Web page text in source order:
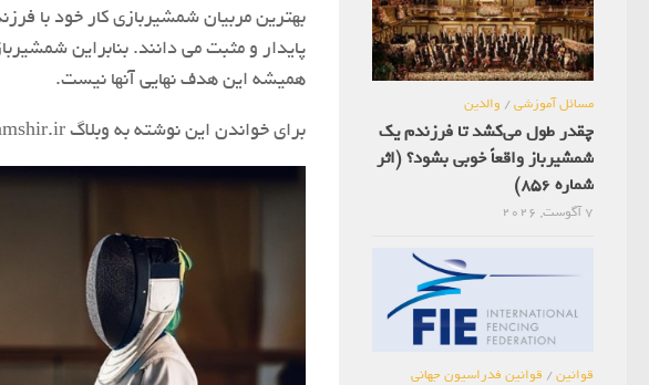
بهترین مربیان شمشیربازی کار خود با
پایدار و مثبت می دانند. بنابراین
همیشه این هدف نهایی آنها نیست.
برای خواندن این نوشته به وبلاگ https://doniayeshamshir.ir/ مراجعه کنید.
مسائل آموزشی/ والدین
چقدر طول می‌کشد تا فرزندم یک
شمشیرباز واقعاً خوبی بشود؟ (اثر
شماره 856)
7 آگوست, 2026
قوانین/ قوانین فدراسیون جهانی